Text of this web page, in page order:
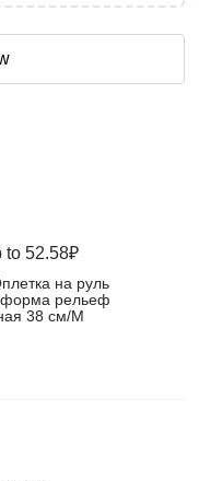
to 52.58₽
на руль
форма рельеф
38 см/М
Партс на Яндекс